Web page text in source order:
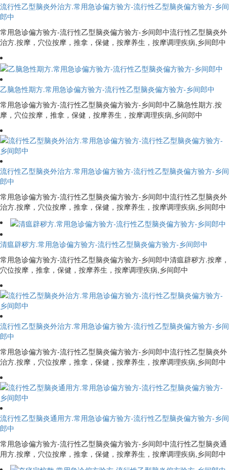
流行性乙型脑炎外治方.常用急诊偏方验方-流行性乙型脑炎偏方验方-乡间
郎中
常用急诊偏方验方-流行性乙型脑炎偏方验方-乡间郎中流行性乙型脑炎外
治方.按摩，穴位按摩，推拿，保健，按摩养生，按摩调理疾病,乡间郎中
乙脑急性期方.常用急诊偏方验方-流行性乙型脑炎偏方验方-乡间郎中
常用急诊偏方验方-流行性乙型脑炎偏方验方-乡间郎中乙脑急性期方.按
摩，穴位按摩，推拿，保健，按摩养生，按摩调理疾病,乡间郎中
流行性乙型脑炎外治方.常用急诊偏方验方-流行性乙型脑炎偏方验方-乡间
郎中
常用急诊偏方验方-流行性乙型脑炎偏方验方-乡间郎中流行性乙型脑炎外
治方.按摩，穴位按摩，推拿，保健，按摩养生，按摩调理疾病,乡间郎中
清瘟辟秽方.常用急诊偏方验方-流行性乙型脑炎偏方验方-乡间郎中
常用急诊偏方验方-流行性乙型脑炎偏方验方-乡间郎中清瘟辟秽方.按摩，
穴位按摩，推拿，保健，按摩养生，按摩调理疾病,乡间郎中
流行性乙型脑炎外治方.常用急诊偏方验方-流行性乙型脑炎偏方验方-乡间
郎中
常用急诊偏方验方-流行性乙型脑炎偏方验方-乡间郎中流行性乙型脑炎外
治方.按摩，穴位按摩，推拿，保健，按摩养生，按摩调理疾病,乡间郎中
流行性乙型脑炎通用方.常用急诊偏方验方-流行性乙型脑炎偏方验方-乡间
郎中
常用急诊偏方验方-流行性乙型脑炎偏方验方-乡间郎中流行性乙型脑炎通
用方.按摩，穴位按摩，推拿，保健，按摩养生，按摩调理疾病,乡间郎中